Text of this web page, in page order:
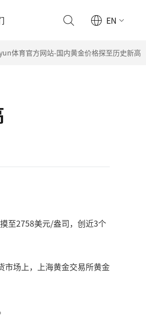
EN
体育官方网站-国内黄金价格探至历史新高
至2758美元/盎司，创近3个
市场上，上海黄金交易所黄金